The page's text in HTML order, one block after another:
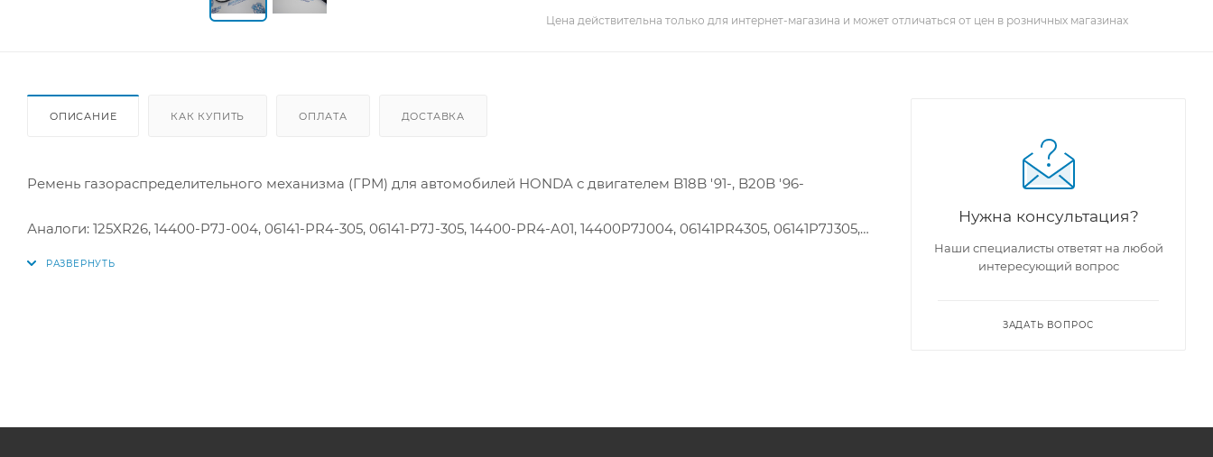
Цена действительна только для интернет-магазина и может отличаться от цен в розничных магазинах
ОПИСАНИЕ КАК КУПИТЬ ОПЛАТА ДОСТАВКА
Ремень газораспределительного механизма (ГРМ) для автомобилей HONDA с двигателем B18B '91-, B20B '96-
Аналоги: 125XR26, 14400-P7J-004, 06141-PR4-305, 06141-P7J-305, 14400-PR4-A01, 14400P7J004, 06141PR4305, 06141P7J305,
Нужна консультация?
Наши специалисты ответят на любой
интересующий вопрос
ЗАДАТЬ ВОПРОС